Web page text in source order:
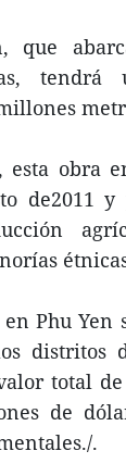
que
tendrá
esta obra
de2011 y
Phu Yen
distritos
total
de
.